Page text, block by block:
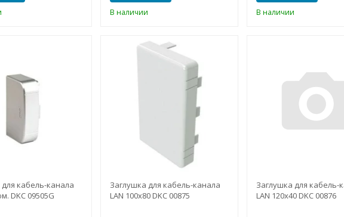
В наличии В наличии
кабель-канала
DKC 09505G
Заглушка для кабель-канала
LAN 100х80 DKC 00875
Заглушка для кабель-
LAN 120х40 DKC 00876